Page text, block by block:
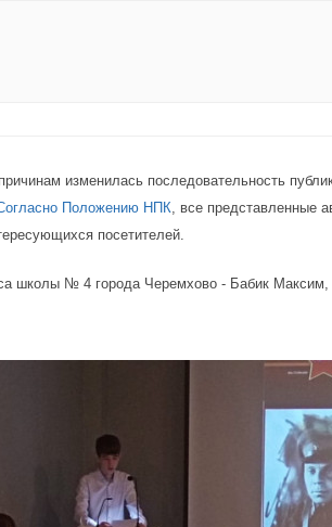
изменилась последовательность
Положению НПК , все представленные
посетителей.
школы № 4 города Черемхово - Бабик